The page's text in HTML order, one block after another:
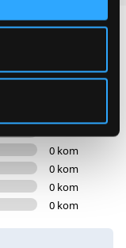
0 kom
0 kom
0 kom
0 kom